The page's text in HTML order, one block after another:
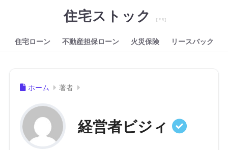
住宅ストック
住宅ローン 不動産担保ローン 火災保険 リースバック
ホーム 著者
経営者ビジィ